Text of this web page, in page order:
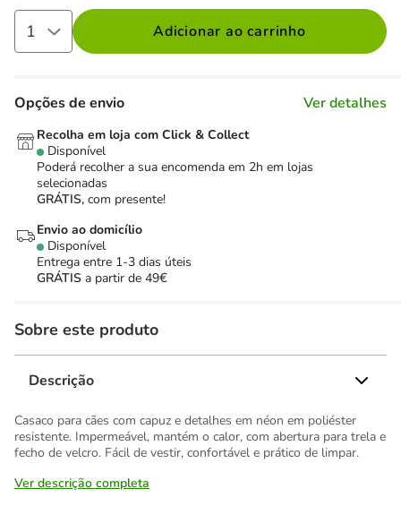
Adicionar ao carrinho
Opções de envio Ver detalhes
Recolha em loja com Click & Collect
Disponível
Poderá recolher a sua encomenda em 2h em lojas
selecionadas
GRÁTIS, com presente!
Envio ao domicílio
Disponível
Entrega entre 1-3 dias úteis
GRÁTIS a partir de 49€
Sobre este produto
Descrição
Casaco para cães com capuz e detalhes em néon em poliéster
resistente. Impermeável, mantém o calor, com abertura para trela e
fecho de velcro. Fácil de vestir, confortável e prático de limpar.
Ver descrição completa